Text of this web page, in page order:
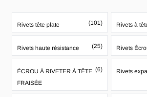
Rivets tête plate (101) Rivets à
Rivets haute résistance (25) Rivets
ÉCROU À RIVETER À TÊTE
FRAISÉE
(6) Rivets